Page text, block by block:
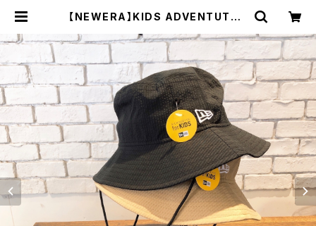
【NEWERA】KIDS ADVENTUTE L
4112001 | 広島の帽子専門店SHAP
PO（シャッポ）